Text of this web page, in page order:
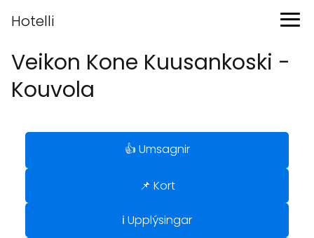
Hotelli
Veikon Kone Kuusankoski -
Kouvola
👍 Umsagnir
📌 Kort
ℹ️ Upplýsingar